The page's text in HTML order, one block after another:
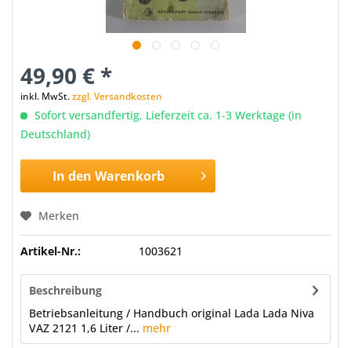
49,90 € *
inkl. MwSt.zzgl. Versandkosten
Sofort versandfertig, Lieferzeit ca. 1-3 Werktage (in
Deutschland)
In den Warenkorb
Merken
Artikel-Nr.: 1003621
Beschreibung
Betriebsanleitung / Handbuch original Lada Lada Niva
VAZ 2121 1,6 Liter /... mehr